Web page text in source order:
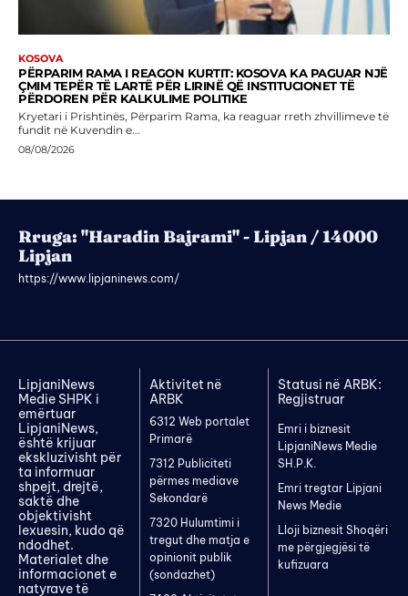
KOSOVA
PËRPARIM RAMA I REAGON KURTIT: KOSOVA KA PAGUAR NJË
ÇMIM TEPËR TË LARTË PËR LIRINË QË INSTITUCIONET TË
PËRDOREN PËR KALKULIME POLITIKE
Kryetari i Prishtinës, Përparim Rama, ka reaguar rreth zhvillimeve të
fundit në Kuvendin e...
08/08/2026
Rruga: "Haradin Bajrami" - Lipjan / 14000
Lipjan
https://www.lipjaninews.com/
LipjaniNews
Medie SHPK i
emërtuar
LipjaniNews,
është krijuar
ekskluzivisht për
ta informuar
shpejt, drejtë,
saktë dhe
objektivisht
lexuesin, kudo që
ndodhet.
Materialet dhe
informacionet e
natyrave të
Aktivitet në
ARBK
6312 Web portalet
Primarë
7312 Publiciteti
përmes mediave
Sekondarë
7320 Hulumtimi i
tregut dhe matja e
opinionit publik
(sondazhet)
Statusi në ARBK:
Regjistruar
Emri i biznesit
LipjaniNews Medie
SH.P.K.
Emri tregtar Lipjani
News Medie
Lloji biznesit Shoqëri
me përgjegjësi të
kufizuara